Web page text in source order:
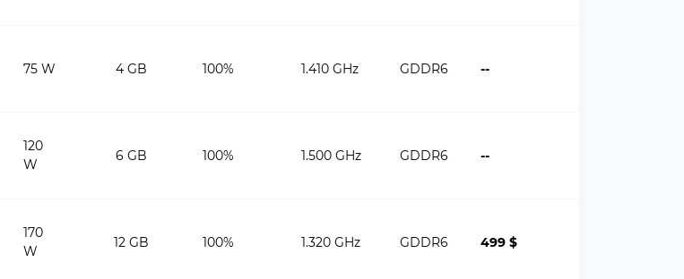
75 W 4 GB 100% 1.410 GHz GDDR6 --
120
W
6 GB 100% 1.500 GHz GDDR6 --
170
W
12 GB 100% 1.320 GHz GDDR6 499 $